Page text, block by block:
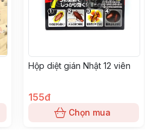
Hộp diệt gián Nhật 12 viên
155đ
Chọn mua